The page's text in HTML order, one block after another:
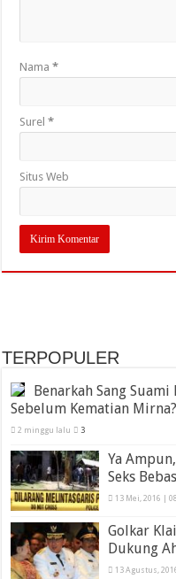
Nama*
Surel*
Situs Web
TERPOPULER
Benarkah Sang
Sebelum Kematian Mirna?
2 minggu lalu 3
Ya
Seks Bebas
13 Mei, 2016 |
Golkar
Dukung
13 Agustus,